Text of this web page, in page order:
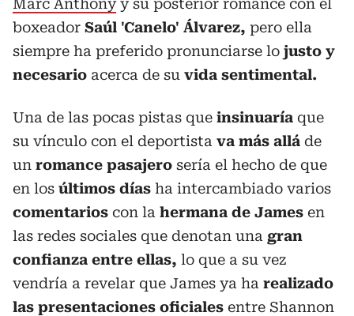
Marc Anthonyy su posterior romance con el
boxeador Saúl 'Canelo' Álvarez, pero ella
siempre ha preferido pronunciarse lo justo y
necesario acerca de su vida sentimental.
Una de las pocas pistas que insinuaría que
su vínculo con el deportista va más allá de
un romance pasajero sería el hecho de que
en los últimos días ha intercambiado varios
comentarios con la hermana de James en
las redes sociales que denotan una gran
confianza entre ellas, lo que a su vez
vendría a revelar que James ya ha realizado
las presentaciones oficiales entre Shannon